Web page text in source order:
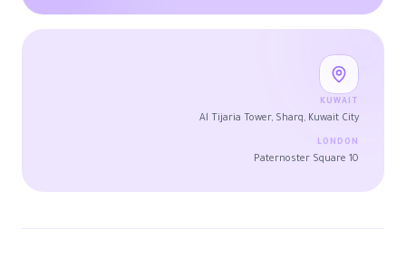
KUWAIT
Al Tijaria Tower, Sharq, Kuwait City
LONDON
10 Paternoster Square